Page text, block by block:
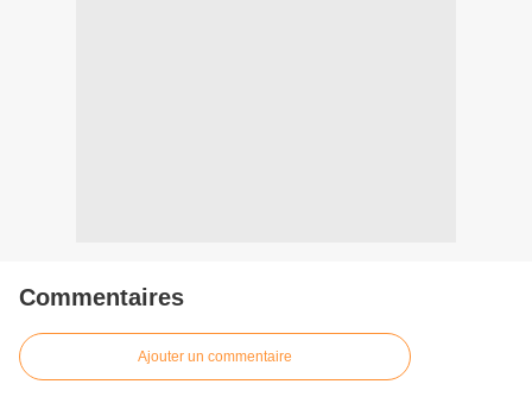
Commentaires
Ajouter un commentaire